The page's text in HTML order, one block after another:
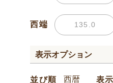
西端
表示オプション
並び順 表